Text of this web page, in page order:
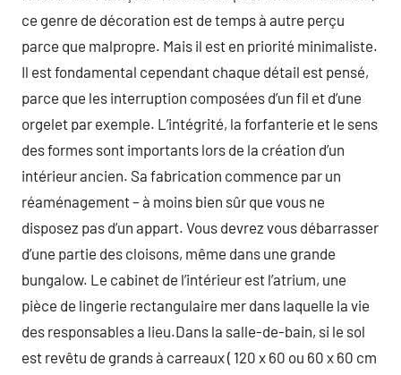
ce genre de décoration est de temps à autre perçu
parce que malpropre. Mais il est en priorité minimaliste.
Il est fondamental cependant chaque détail est pensé,
parce que les interruption composées d’un fil et d’une
orgelet par exemple. L’intégrité, la forfanterie et le sens
des formes sont importants lors de la création d’un
intérieur ancien. Sa fabrication commence par un
réaménagement – à moins bien sûr que vous ne
disposez pas d’un appart. Vous devrez vous débarrasser
d’une partie des cloisons, même dans une grande
bungalow. Le cabinet de l’intérieur est l’atrium, une
pièce de lingerie rectangulaire mer dans laquelle la vie
des responsables a lieu.Dans la salle-de-bain, si le sol
est revêtu de grands à carreaux ( 120 x 60 ou 60 x 60 cm